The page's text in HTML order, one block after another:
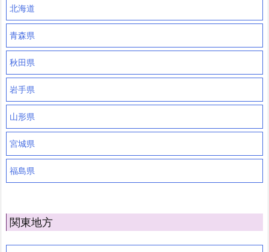
北海道
青森県
秋田県
岩手県
山形県
宮城県
福島県
関東地方